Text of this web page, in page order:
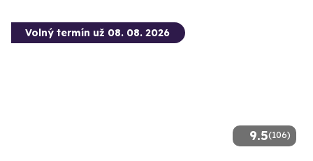
9.5(106)
Volný termín už 08. 08. 2026